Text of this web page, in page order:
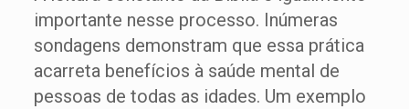
importante nesse processo. Inúmeras
sondagens demonstram que essa prática
acarreta benefícios à saúde mental de
pessoas de todas as idades. Um exemplo